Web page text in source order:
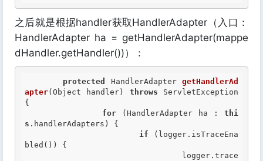
之后就是根据handler获取HandlerAdapter（入口：
HandlerAdapter ha = getHandlerAdapter(mappe
dHandler.getHandler())）：
protected HandlerAdapter getHandlerAd
apter(Object handler) throws ServletException
{
for (HandlerAdapter ha : thi
s .handlerAdapters) {
if (logger.isTraceEna
bled()) {